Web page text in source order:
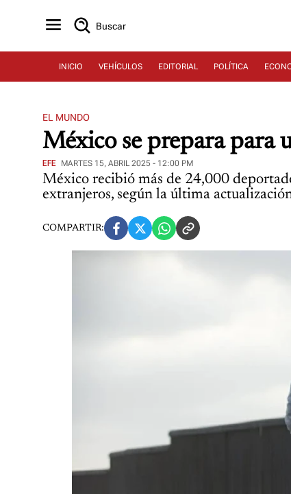
Buscar
INICIO VEHÍCULOS EDITORIAL POLÍTICA
EL MUNDO
México se prepara para
EFE MARTES 15, ABRIL 2025 - 12:00 PM
México recibió más de 24,000
extranjeros, según la última
COMPARTIR: